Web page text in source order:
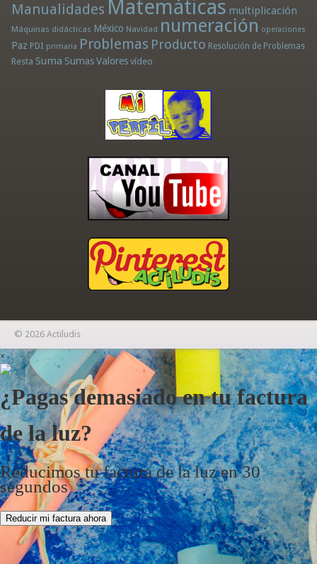
Manualidades Matemáticas multiplicación
Máquinas didácticas México Navidad numeración operaciones
Paz PDI primaria Problemas Producto Resolución de Problemas
Resta Suma Sumas Valores vídeo
© 2026 Actiludis
×
¿Pagas demasiado en tu factura
de la luz?
Reducimos tu factura de la luz en 30
segundos
Reducir mi factura ahora